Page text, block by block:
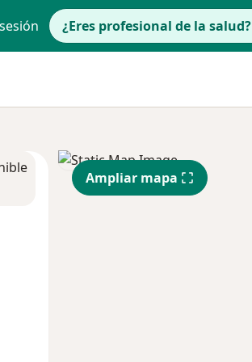
¿Eres profesional de la salud?
Ampliar mapa